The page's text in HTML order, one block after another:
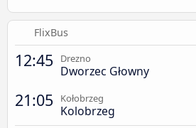
FlixBus
12:45 Drezno
Dworzec Głowny
21:05 Kołobrzeg
Kolobrzeg